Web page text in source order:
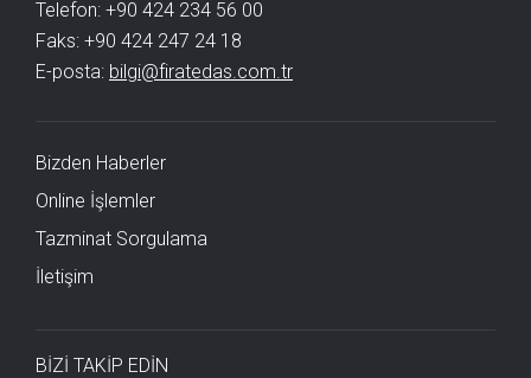
Telefon: +90 424 234 56 00
Faks: +90 424 247 24 18
E-posta: bilgi@firatedas.com.tr
Bizden Haberler
Online İşlemler
Tazminat Sorgulama
İletişim
BİZİ TAKİP EDİN